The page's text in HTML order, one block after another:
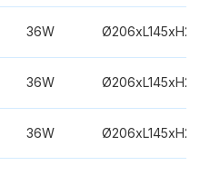
36W
36W
36W